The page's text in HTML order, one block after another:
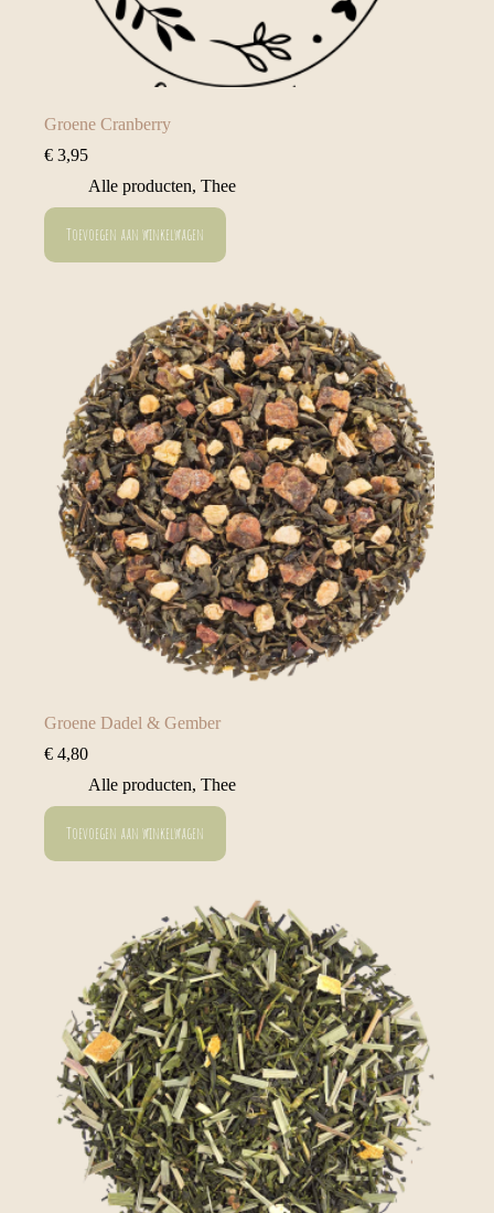
Groene Cranberry
€ 3,95
Alle producten, Thee
Toevoegen aan winkelwagen
Groene Dadel & Gember
€ 4,80
Alle producten, Thee
Toevoegen aan winkelwagen